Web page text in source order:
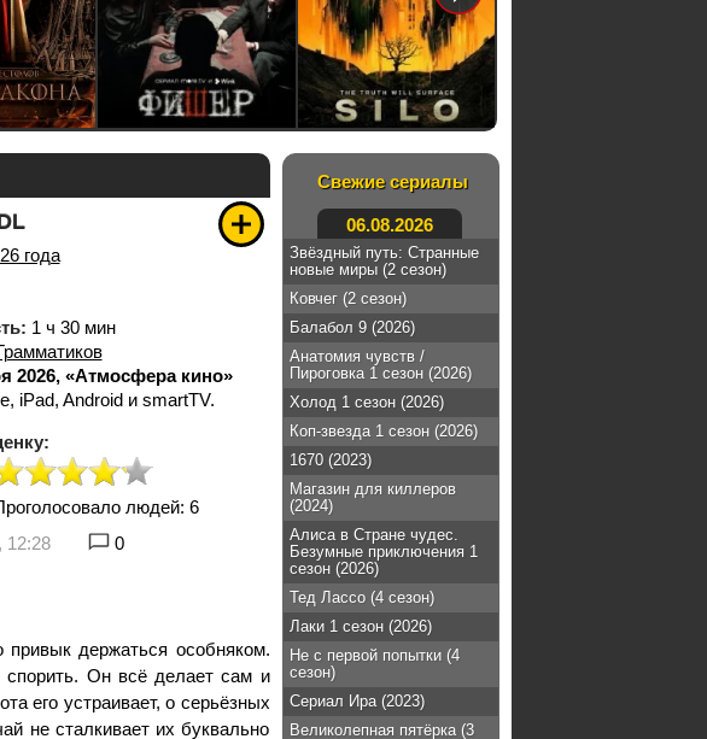
года
1 ч 30 мин
2026, «Атмосфера кино»
iPad, Android и smartTV.
людей: 6
12:28 0
держаться особняком.
спорить. Он всё делает сам и
его устраивает, о серьёзных
не сталкивает их буквально
Свежие сериалы
06.08.2026
Звёздный путь: Странные
новые миры (2 сезон)
Ковчег (2 сезон)
Балабол 9 (2026)
Анатомия чувств /
Пироговка 1 сезон (2026)
Холод 1 сезон (2026)
Коп-звезда 1 сезон (2026)
1670 (2023)
Магазин для киллеров
(2024)
Алиса в Стране чудес.
Безумные приключения 1
сезон (2026)
Тед Лассо (4 сезон)
Лаки 1 сезон (2026)
Не с первой попытки (4
сезон)
Сериал Ира (2023)
Великолепная пятёрка (3